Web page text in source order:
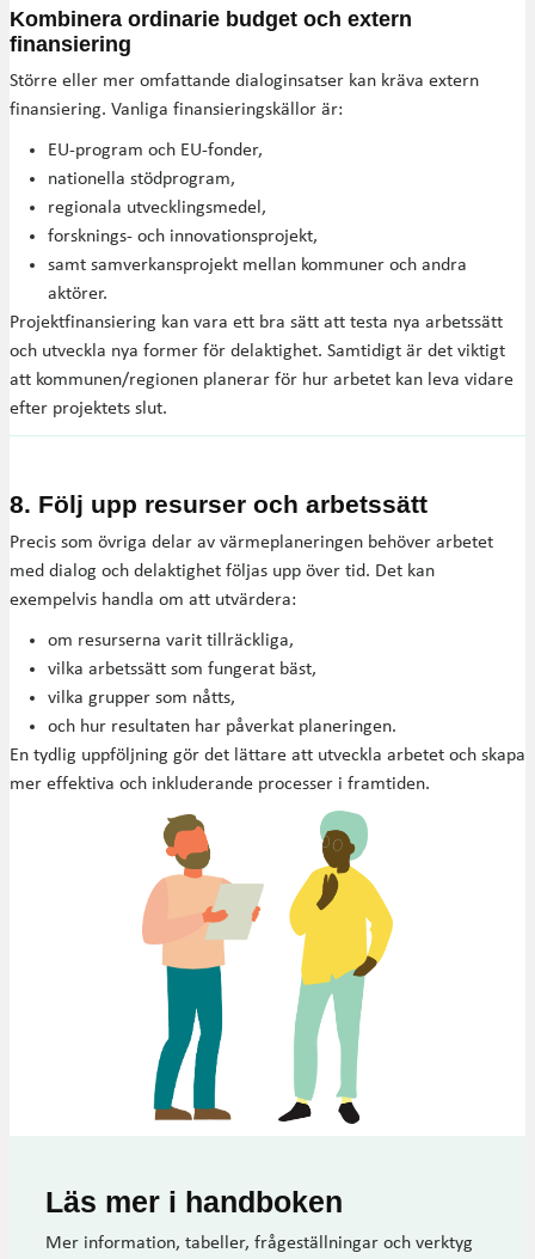
Kombinera ordinarie budget och extern
finansiering
Större eller mer omfattande dialoginsatser kan kräva extern
finansiering. Vanliga finansieringskällor är:
EU-program och EU-fonder,
nationella stödprogram,
regionala utvecklingsmedel,
forsknings- och innovationsprojekt,
samt samverkansprojekt mellan kommuner och andra
aktörer.
Projektfinansiering kan vara ett bra sätt att testa nya arbetssätt
och utveckla nya former för delaktighet. Samtidigt är det viktigt
att kommunen/regionen planerar för hur arbetet kan leva vidare
efter projektets slut.
8. Följ upp resurser och arbetssätt
Precis som övriga delar av värmeplaneringen behöver arbetet
med dialog och delaktighet följas upp över tid. Det kan
exempelvis handla om att utvärdera:
om resurserna varit tillräckliga,
vilka arbetssätt som fungerat bäst,
vilka grupper som nåtts,
och hur resultaten har påverkat planeringen.
En tydlig uppföljning gör det lättare att utveckla arbetet och skapa
mer effektiva och inkluderande processer i framtiden.
Läs mer i handboken
Mer information, tabeller, frågeställningar och verktyg